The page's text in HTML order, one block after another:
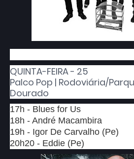
QUINTA-FEIRA - 25
Palco Pop | Rodoviária/
Dourado
17h - Blues for Us
18h - André Macambira
19h - Igor De Carvalho (Pe)
20h20 - Eddie (Pe)